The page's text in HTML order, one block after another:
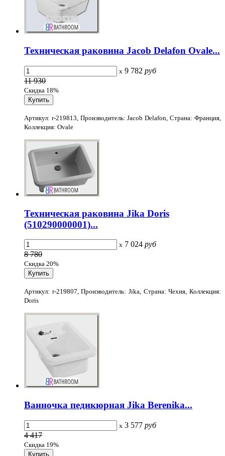
Техническая раковина Jacob Delafon Ovale...
x 9 782 руб
11 930
Скидка 18%
Артикул: r-219813, Производитель: Jacob Delafon, Страна: Франция,
Коллекция: Ovale
Техническая раковина Jika Doris
(510290000001)...
x 7 024 руб
8 780
Скидка 20%
Артикул: r-219807, Производитель: Jika, Страна: Чехия, Коллекция:
Doris
Ванночка педикюрная Jika Berenika...
x 3 577 руб
4 417
Скидка 19%